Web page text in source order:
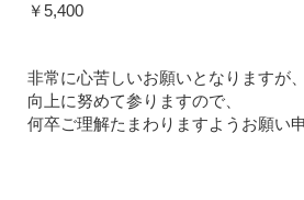
￥5,400
非常に心苦しいお願いとなりますが
向上に努めて参りますので、
何卒ご理解たまわりますようお願い